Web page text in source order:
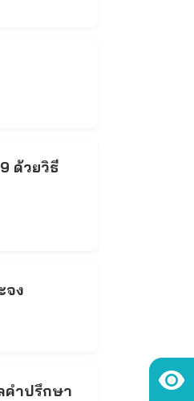
ด้วยวิธี
จง
คำปรึกษา